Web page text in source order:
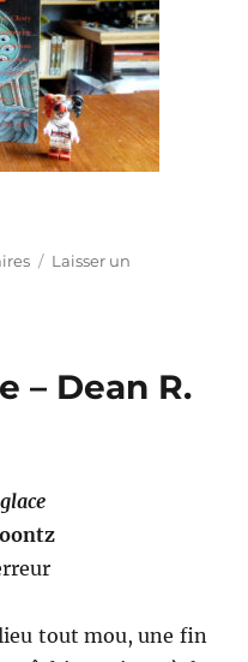
Laisser un
– Dean R.
tout mou, une fin